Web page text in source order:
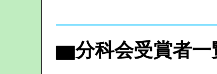
▆分科会受賞者一